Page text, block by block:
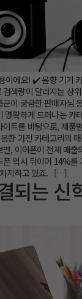
이에요! ✔️ 음향 기기
색량이 달라지는 상
이 궁금한 판매자님
명확하게 드러나는 카
트를 바탕으로, 제품
향 가전 카테고리의
면, 이어폰이 전체 매
폰 역시 뒤이어 14%를
지하고 있죠. […]
되는 신